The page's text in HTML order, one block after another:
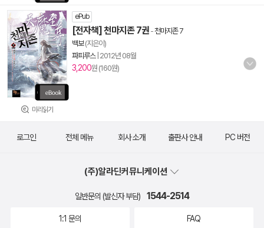
미리읽기
ePub
[전자책] 천마지존 7권 -천마지존 7
백보(지은이)
파피루스| 2012년 08월
3,200원 (160원)
로그인 전체 메뉴 회사 소개 출판사 안내 PC 버전
(주)알라딘커뮤니케이션
일반문의 (발신자 부담) 1544-2514
1:1 문의 FAQ